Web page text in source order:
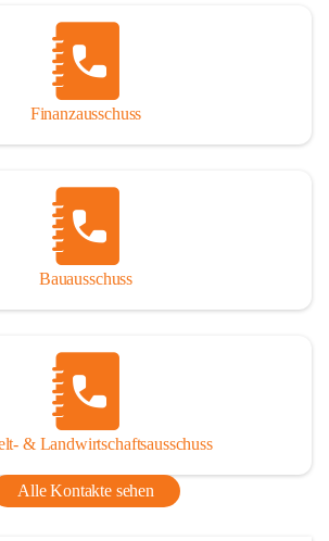
Finanzausschuss
Bauausschuss
& Landwirtschaftsausschuss
Alle Kontakte sehen